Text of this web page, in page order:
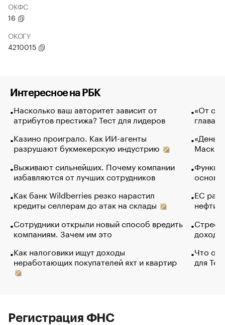
ОКФС
16
ОКОГУ
4210015
Интересное на РБК
Насколько ваш авторитет зависит от
атрибутов престижа? Тест для лидеров
Казино проиграло. Как ИИ-агенты
разрушают букмекерскую индустрию
Выживают сильнейших. Почему компании
избавляются от лучших сотрудников
Как банк Wildberries резко нарастил
кредиты селлерам до атак на склады
Сотрудники открыли новый способ вредить
компаниям. Зачем им это
Как налоговики ищут доходы
неработающих покупателей яхт и квартир
«От
глава
Маск в
основ
ЕС
нефти
Что
для
Регистрация ФНС